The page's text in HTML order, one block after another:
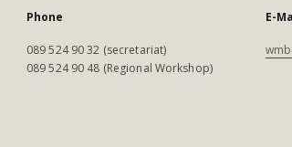
Phone
089 524 90 32 (secretariat)
089 524 90 48 (Regional Workshop)
E-